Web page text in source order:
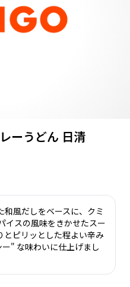
ーうどん 日清
風だしをベースに、クミ
イスの風味をきかせたスー
とピリッとした程よい辛み
" な味わいに仕上げまし